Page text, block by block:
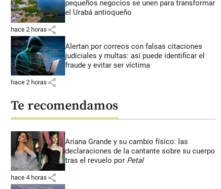
pequeños negocios se unen para transformar
el Urabá antioqueño
hace 2 horas share
Alertan por correos con falsas citaciones
judiciales y multas: así puede identificar el
fraude y evitar ser víctima
hace 2 horas share
Te recomendamos
Ariana Grande y su cambio físico: las
declaraciones de la cantante sobre su cuerpo
tras el revuelo por Petal
hace 4 horas share